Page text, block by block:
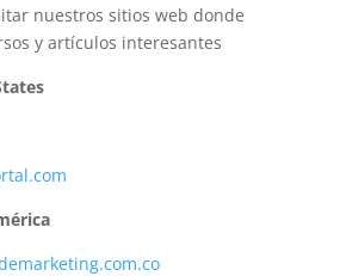
nuestros sitios web donde
y artículos interesantes